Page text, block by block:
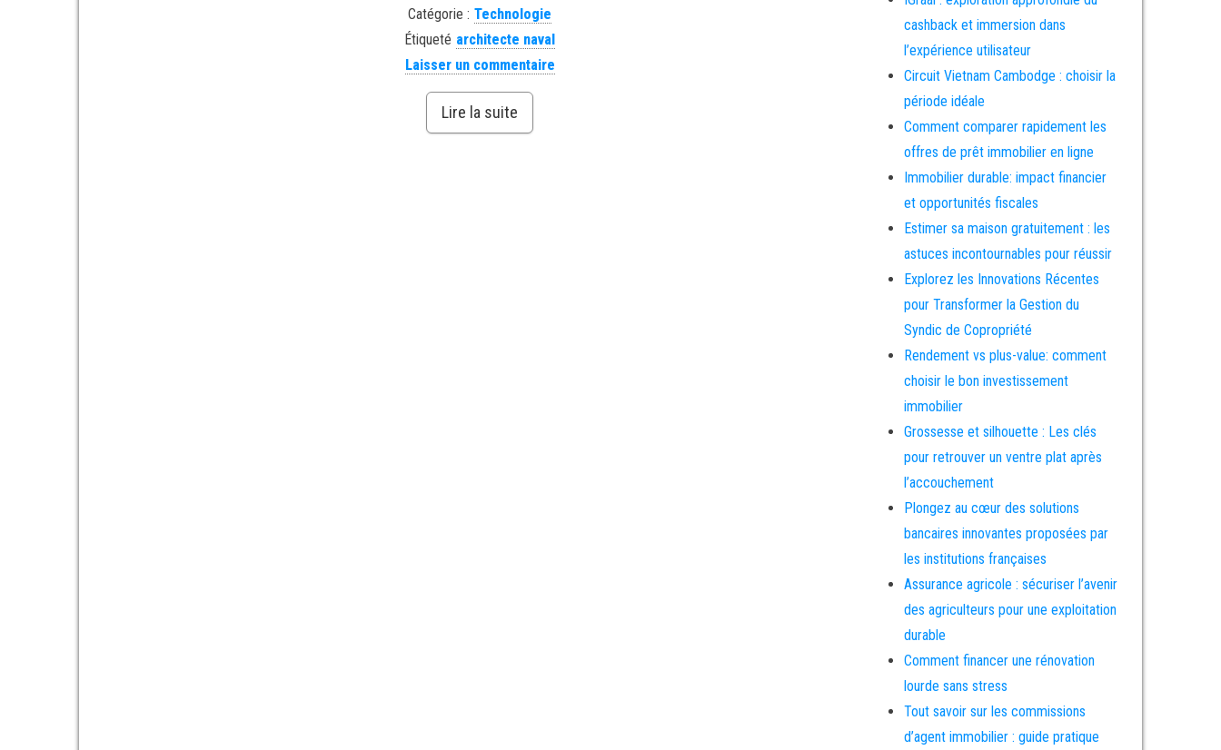
Catégorie : Technologie
Étiqueté architecte naval
Laisser un commentaire
Lire la suite
cashback et immersion dans
l’expérience utilisateur
Circuit Vietnam Cambodge : choisir la
période idéale
Comment comparer rapidement les
offres de prêt immobilier en ligne
Immobilier durable: impact financier
et opportunités fiscales
Estimer sa maison gratuitement : les
astuces incontournables pour réussir
Explorez les Innovations Récentes
pour Transformer la Gestion du
Syndic de Copropriété
Rendement vs plus-value: comment
choisir le bon investissement
immobilier
Grossesse et silhouette : Les clés
pour retrouver un ventre plat après
l’accouchement
Plongez au cœur des solutions
bancaires innovantes proposées par
les institutions françaises
Assurance agricole : sécuriser l’avenir
des agriculteurs pour une exploitation
durable
Comment financer une rénovation
lourde sans stress
Tout savoir sur les commissions
d’agent immobilier : guide pratique